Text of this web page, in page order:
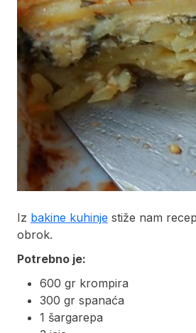
Iz bakine kuhinje stiže nam
obrok.
Potrebno je:
600 gr krompira
300 gr spanaća
1 šargarepa